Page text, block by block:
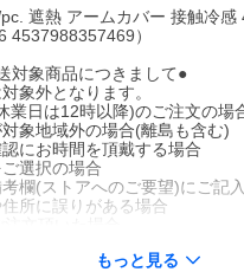
遮熱 アームカバー 接触冷
4537988357469）
対象商品につきまして●
象外となります。
業日は12時以降)のご注文の場
対象地域外の場合(離島も含む)
認にお時間を頂戴する場合
ご選択の場合
考欄(ストアへのご要望)にご記
住所に誤りがある場合
もっと見る